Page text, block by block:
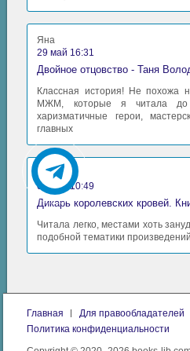
Яна
29 май 16:31
Двойное отцовство - Таня
Классная история! Не похожа
МЖМ, которые я читала до
харизматичные герои,
главных
Аида
06 май 10:49
Читала легко, местами хоть
подобной тематики произведений.
Главная
Для правообладателей
Политика конфиденциальности